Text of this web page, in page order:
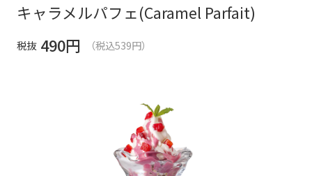
キャラメルパフェ(Caramel Parfait)
税抜 490円 （税込539円）